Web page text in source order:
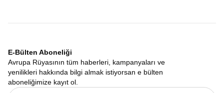
E-Bülten Aboneliği
Avrupa Rüyasının tüm haberleri, kampanyaları ve
yenilikleri hakkında bilgi almak istiyorsan e bülten
aboneliğimize kayıt ol.